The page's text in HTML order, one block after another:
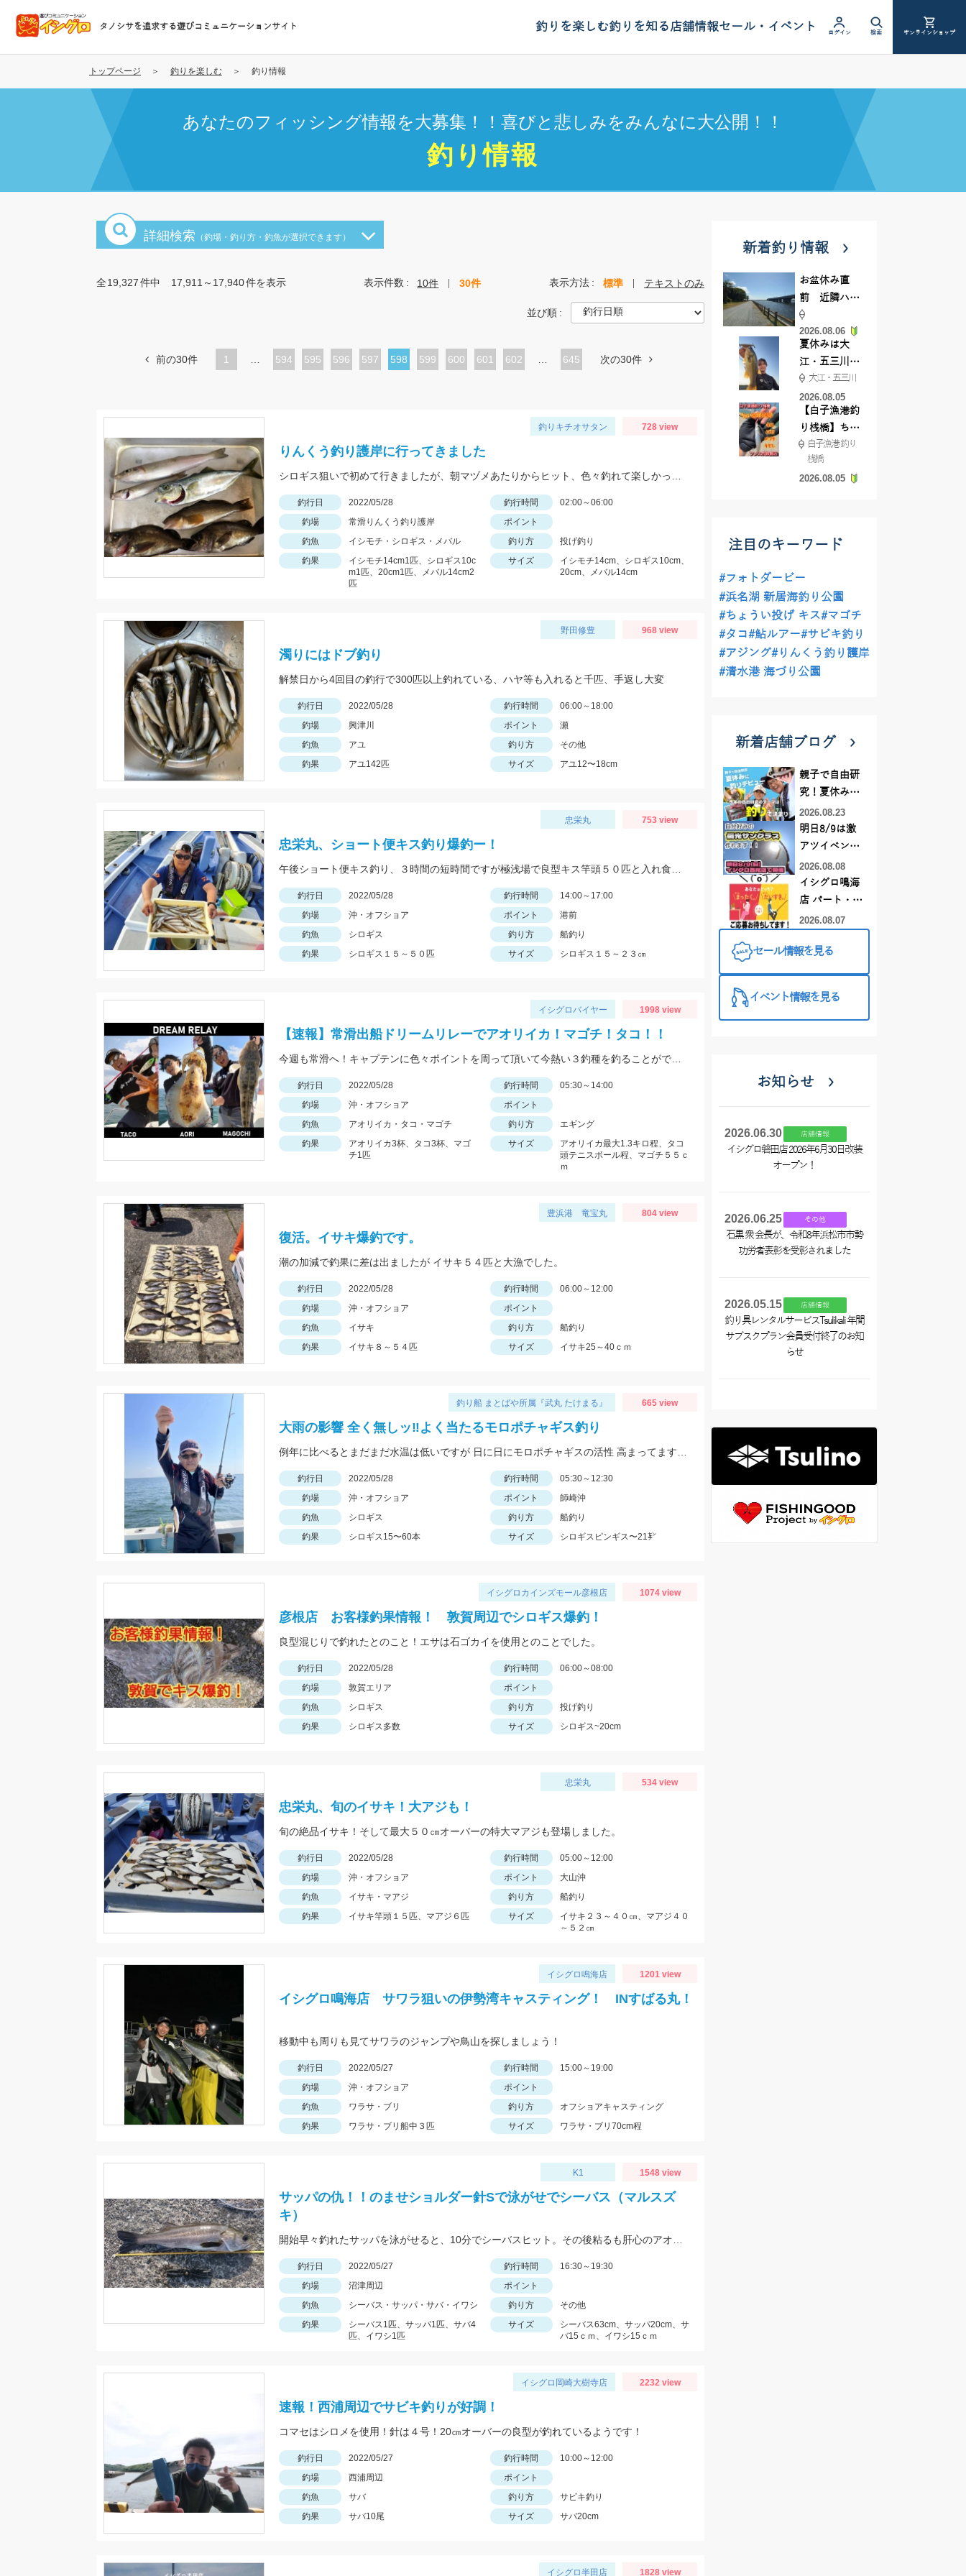
コ
テ
タノシサを追求する遊びコミュニケーションサイト 釣りを楽しむ釣りを知る店舗情報セール・イベント ログイン 検索 オンラインショップ
トップページ 釣りを楽しむ 釣り情報
あなたのフィッシング情報を大募集！！喜びと悲しみをみんなに大公開！！
釣り情報
詳細検索 （釣場・釣り方・釣魚が選択できます）
全19,327件中 17,911～17,940件を表示 表示件数 10件 30件 表示方法 標準 テキストのみ
並び順
前の30件 1
ペ
594
ペ
595
ペ
596
ペ
597
カ
ペ
598
ペ
599
ペ
600
ペ
601
ペ
602 645 次の30件
釣りキチオサタン 728 view
りんくう釣り護岸に行ってきました
釣行日 2022/05/28 釣行時間
02:00～06:00
釣場
常滑りんくう釣り護岸
ポイント
釣魚
イシモチ・シロギス・メバル 釣り方
投げ釣り
釣果
イシモチ14cm1匹、シロギス10c
m1匹、20cm1匹、メバル14cm2
匹
サイズ
イシモチ14cm、シロギス10cm、
20cm、メバル14cm
野田修豊 968 view
濁りにはドブ釣り
解禁日から4回目の釣行で300匹以上釣れている、ハヤ等も入れると千匹、手返し大変
釣行日 2022/05/28 釣行時間
06:00～18:00
釣場
興津川 ポイント
瀬
釣魚
アユ 釣り方
その他
釣果
アユ142匹 サイズ アユ12〜18cm
忠栄丸 753 view
忠栄丸、ショート便キス釣り爆釣ー！
釣行日 2022/05/28 釣行時間
14:00～17:00
釣場
沖・オフショア ポイント
港前
釣魚
シロギス 釣り方
船釣り
釣果
シロギス１５～５０匹 サイズ シロギス１５～２３㎝
イシグロバイヤー 1998 view
【速報】常滑出船ドリームリレーでアオリイカ！マゴチ！タコ！！
釣行日 2022/05/28 釣行時間
05:30～14:00
釣場
沖・オフショア
ポイント
釣魚
アオリイカ・タコ・マゴチ 釣り方
エギング
釣果
アオリイカ3杯、タコ3杯、マゴ
チ1匹
サイズ
アオリイカ最大1.3キロ程、タコ
頭テニスボール程、マゴチ５５ｃ
ｍ
豊浜港 竜宝丸 804 view
復活。イサキ爆釣です。
潮の加減で釣果に差は出ましたが イサキ５４匹と大漁でした。
釣行日 2022/05/28 釣行時間
06:00～12:00
釣場
沖・オフショア
ポイント
釣魚
イサキ 釣り方
船釣り
釣果
イサキ８～５４匹 サイズ イサキ25～40ｃｍ
釣り船 まとばや所属『武丸 たけまる』 665 view
大雨の影響 全く無しッ‼︎よく当たるモロポチャギス釣り
釣行日 2022/05/28 釣行時間
05:30～12:30
釣場
沖・オフショア ポイント
師崎沖
釣魚
シロギス 釣り方
船釣り
釣果
シロギス15〜60本 サイズ シロギスピンギス〜21㌢
イシグロカインズモール彦根店 1074 view
彦根店 お客様釣果情報！ 敦賀周辺でシロギス爆釣！
良型混じりで釣れたとのこと！エサは石ゴカイを使用とのことでした。
釣行日 2022/05/28 釣行時間
06:00～08:00
釣場
敦賀エリア
ポイント
釣魚
シロギス 釣り方
投げ釣り
釣果
シロギス多数 サイズ シロギス~20cm
忠栄丸 534 view
忠栄丸、旬のイサキ！大アジも！
旬の絶品イサキ！そして最大５０㎝オーバーの特大マアジも登場しました。
釣行日 2022/05/28 釣行時間
05:00～12:00
釣場
沖・オフショア ポイント
大山沖
釣魚
イサキ・マアジ 釣り方
船釣り
釣果
イサキ竿頭１５匹、マアジ６匹 サイズ
イサキ２３～４０㎝、マアジ４０
～５２㎝
イシグロ鳴海店 1201 view
イシグロ鳴海店 サワラ狙いの伊勢湾キャスティング！ INすばる丸！
移動中も周りも見てサワラのジャンプや鳥山を探しましょう！
釣行日 2022/05/27 釣行時間
15:00～19:00
釣場
沖・オフショア
ポイント
釣魚
ワラサ・ブリ 釣り方
オフショアキャスティング
釣果
ワラサ・ブリ船中３匹 サイズ ワラサ・ブリ70cm程
K1 1548 view
サッパの仇！！のませショルダー針Sで泳がせでシーバス（マルスズ
キ）
釣行日 2022/05/27 釣行時間
16:30～19:30
釣場
沼津周辺
ポイント
釣魚
シーバス・サッパ・サバ・イワシ 釣り方
その他
釣果
シーバス1匹、サッパ1匹、サバ4
匹、イワシ1匹
サイズ
シーバス63cm、サッパ20cm、サ
バ15ｃｍ、イワシ15ｃｍ
イシグロ岡崎大樹寺店 2232 view
速報！西浦周辺でサビキ釣りが好調！
コマセはシロメを使用！針は４号！20㎝オーバーの良型が釣れているようです！
釣行日 2022/05/27 釣行時間
10:00～12:00
釣場
西浦周辺
ポイント
釣魚
サバ 釣り方
サビキ釣り
釣果
サバ10尾 サイズ サバ20cm
イシグロ半田店 1828 view
新着釣り情報
お盆休み直
前 近隣ハゼ
釣り場調査し
てきました
2026.08.06
夏休みは大
江・五三川で
バスフィッシ
ング♪
大江・五三川
2026.08.05
【白子漁港釣
り桟橋】ちょ
い投げ釣りが
絶好調!キスや
ハゼが簡単に
白子漁港 釣り
桟橋
2026.08.05
注目のキーワード
#フォトダービー
#浜名湖 新居海釣り公園
#ちょうい投げ キス#マゴチ
#タコ#鮎ルアー#サビキ釣り
#アジング#りんくう釣り護岸
#清水港 海づり公園
新着店舗ブログ
親子で自由研
究！夏休みに
釣りデビュー
2026.08.23
明日8/9は激
アツイベント
日！！！～オ
ーダー偏光グ
ラス受注会～
2026.08.08
イシグロ鳴海
店 パート・ア
ルバイトスタ
募集中！
2026.08.07
セール情報を見る
イベント情報を見る
お知らせ
2026.06.30 店舗情報
イシグロ磐田店 2026年6月30日改装
オープン！
2026.06.25 その他
石黒 衆 会長が、令和8年浜松市市勢
功労者表彰を受彰されました
2026.05.15 店舗情報
釣り具レンタルサービスTsulikali 年間
サブスクプラン会員受付終了のお知
らせ